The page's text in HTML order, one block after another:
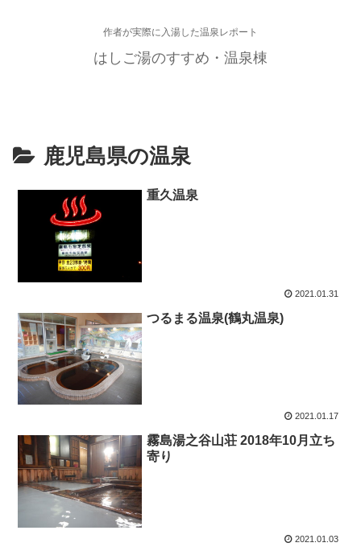
作者が実際に入湯した温泉レポート
はしご湯のすすめ・温泉棟
鹿児島県の温泉
重久温泉
2021.01.31
つるまる温泉(鶴丸温泉)
2021.01.17
霧島湯之谷山荘 2018年10月立ち
寄り
2021.01.03